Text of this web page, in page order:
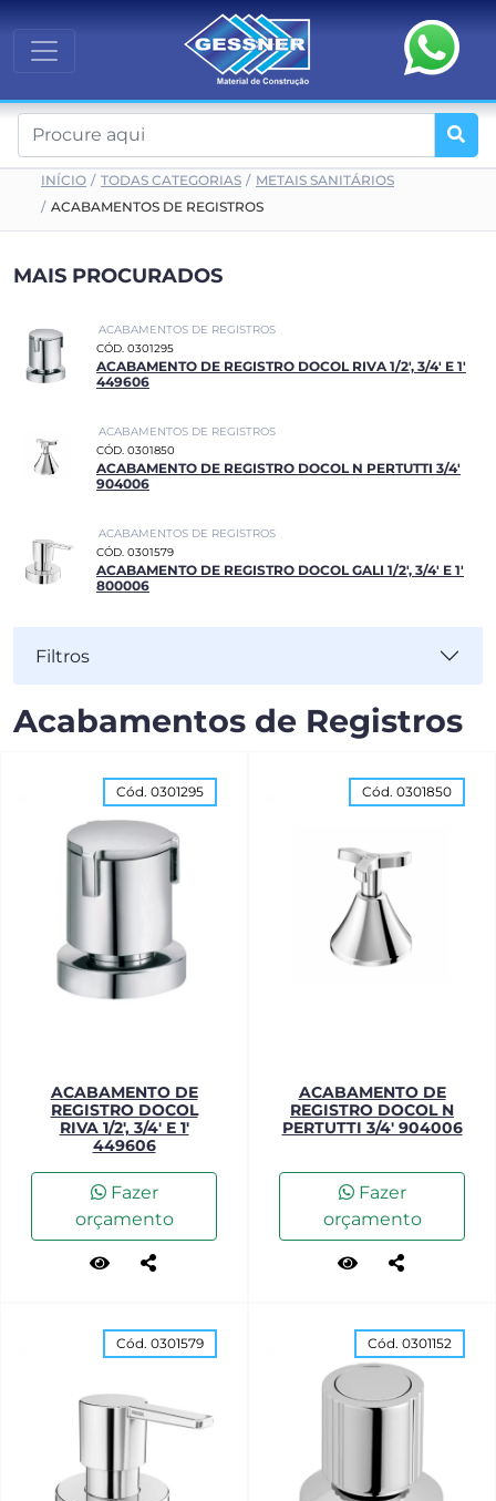
INÍCIO TODAS CATEGORIAS
METAIS SANITÁRIOS
ACABAMENTOS DE REGISTROS
MAIS PROCURADOS
ACABAMENTOS DE REGISTROS
CÓD. 0301295
ACABAMENTO DE REGISTRO DOCOL RIVA 1/2', 3/4' E 1'
449606
ACABAMENTOS DE REGISTROS
CÓD. 0301850
ACABAMENTO DE REGISTRO DOCOL N PERTUTTI 3/4'
904006
ACABAMENTOS DE REGISTROS
CÓD. 0301579
ACABAMENTO DE REGISTRO DOCOL GALI 1/2', 3/4' E 1'
800006
Filtros
Acabamentos de Registros
Cód. 0301295
ACABAMENTO DE
REGISTRO DOCOL
RIVA 1/2', 3/4' E 1'
449606
Fazer
orçamento
Cód. 0301850
ACABAMENTO DE
REGISTRO DOCOL N
PERTUTTI 3/4' 904006
Fazer
orçamento
Cód. 0301579 Cód. 0301152